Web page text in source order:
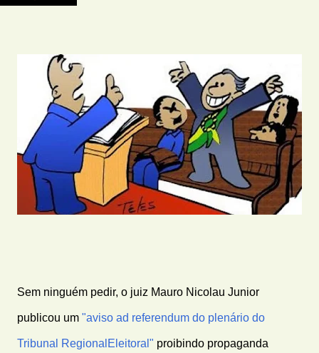
Sem ninguém pedir, o juiz Mauro Nicolau Junior
publicou um "aviso ad referendum do plenário do
Tribunal RegionalEleitoral" proibindo propaganda